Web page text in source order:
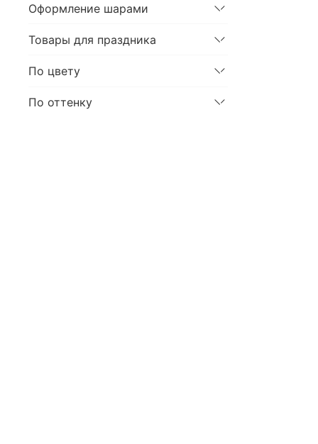
Оформление шарами
Товары для праздника
По цвету
По оттенку